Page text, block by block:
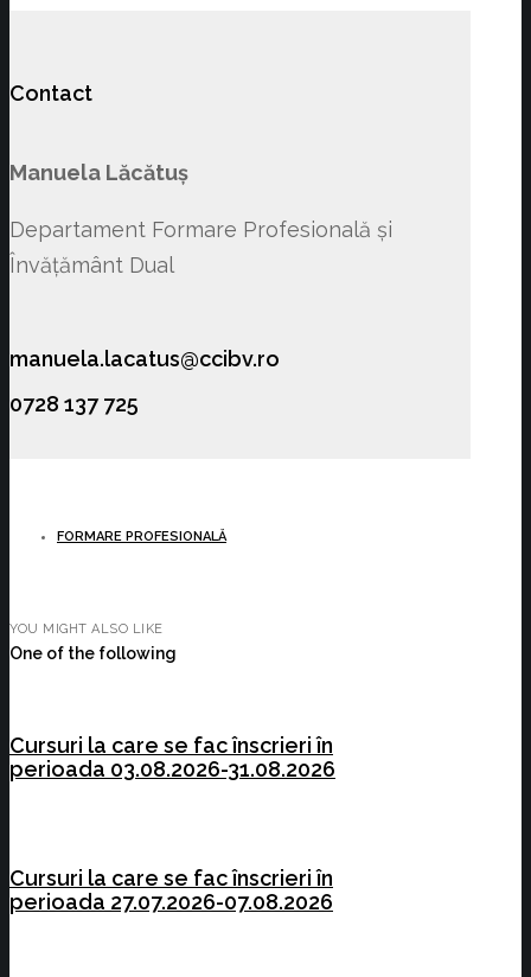
Contact
Manuela Lăcătuș
Departament Formare Profesională și
Învățământ Dual
manuela.lacatus@ccibv.ro
0728 137 725
FORMARE PROFESIONALĂ
YOU MIGHT ALSO LIKE
One of the following
Cursuri la care se fac înscrieri în
perioada 03.08.2026-31.08.2026
Cursuri la care se fac înscrieri în
perioada 27.07.2026-07.08.2026